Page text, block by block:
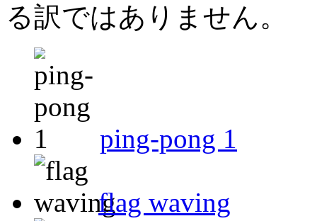
る訳ではありません。
ping-pong 1
flag waving